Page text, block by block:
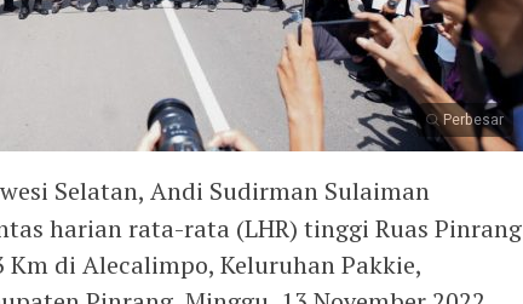
Perbesar
Selatan, Andi Sudirman Sulaiman
harian rata-rata (LHR) tinggi Ruas Pinrang
Km di Alecalimpo, Keluruhan Pakkie,